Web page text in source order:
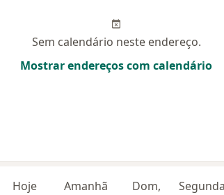
Sem calendário neste endereço.
Mostrar endereços com calendário
Hoje Amanhã Dom,